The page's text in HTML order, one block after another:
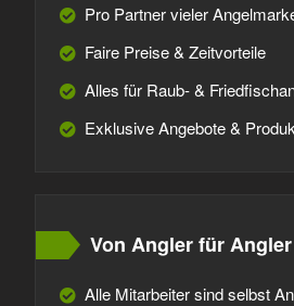
Pro Partner vieler
Faire Preise & Zeitvorteile
Alles für Raub- &
Exklusive Angebote &
Von Angler für Angler
Alle Mitarbeiter sind selbst